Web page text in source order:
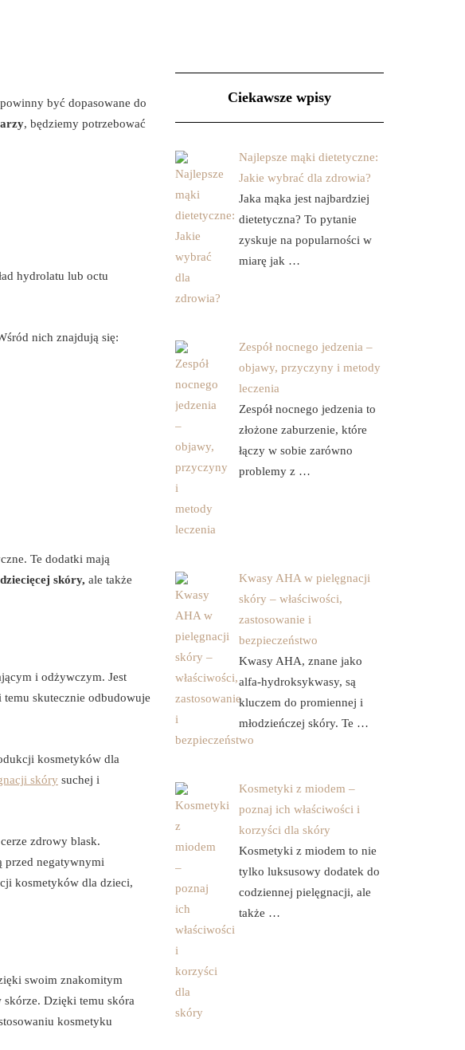
być dopasowane do
, będziemy potrzebować
hydrolatu lub octu
nich znajdują się:
Te dodatki mają
skóry, ale także
i odżywczym. Jest
temu skutecznie odbudowuje
kosmetyków dla
skóry suchej i
zdrowy blask.
przed negatywnymi
kosmetyków dla dzieci,
swoim znakomitym
skórze. Dzięki temu skóra
kosmetyku
Ciekawsze wpisy
Najlepsze mąki dietetyczne:
Jakie wybrać dla zdrowia?
Jaka mąka jest najbardziej
dietetyczna? To pytanie
zyskuje na popularności w
miarę jak …
Zespół nocnego jedzenia –
objawy, przyczyny i metody
leczenia
Zespół nocnego jedzenia to
złożone zaburzenie, które
łączy w sobie zarówno
problemy z …
Kwasy AHA w pielęgnacji
skóry – właściwości,
zastosowanie i
bezpieczeństwo
Kwasy AHA, znane jako
alfa-hydroksykwasy, są
kluczem do promiennej i
młodzieńczej skóry. Te …
Kosmetyki z miodem –
poznaj ich właściwości i
korzyści dla skóry
Kosmetyki z miodem to nie
tylko luksusowy dodatek do
codziennej pielęgnacji, ale
także …